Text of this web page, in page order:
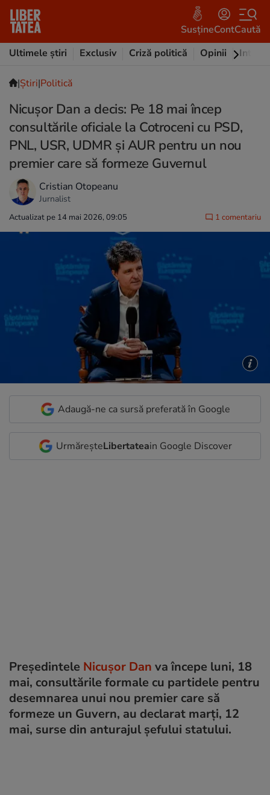
SusțineContCaută
Ultimele știri
Exclusiv Criză politică Opinii
|Ştiri|Politică
Nicușor Dan a decis: Pe 18 mai încep
consultările oficiale la Cotroceni cu PSD,
PNL, USR, UDMR și AUR pentru un nou
premier care să formeze Guvernul
Cristian Otopeanu
Jurnalist
Actualizat pe 14 mai 2026, 09:05 1 comentariu
Adaugă-ne ca sursă preferată în Google
UrmăreșteLibertateain Google Discover
Președintele Nicușor Dan va începe luni, 18
mai, consultările formale cu partidele pentru
desemnarea unui nou premier care să
formeze un Guvern, au declarat marți, 12
mai, surse din anturajul șefului statului.